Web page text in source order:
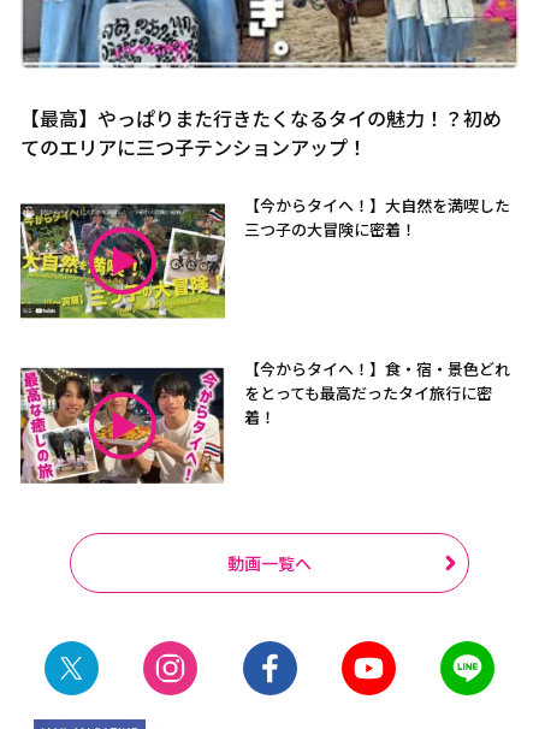
【最高】やっぱりまた行きたくなるタイの魅力！？初め
てのエリアに三つ子テンションアップ！
【今からタイへ！】大自然を満喫した
三つ子の大冒険に密着！
【今からタイへ！】食・宿・景色どれ
をとっても最高だったタイ旅行に密
着！
動画一覧へ